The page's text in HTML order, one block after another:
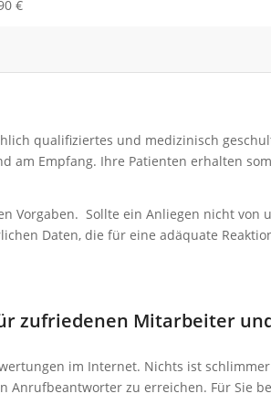
€
qualifiziertes und medizinisch
am Empfang. Ihre Patienten erhalten
Vorgaben. Sollte ein Anliegen nicht von
Daten, die für eine adäquate
zufriedenen Mitarbeiter
im Internet. Nichts ist
Anrufbeantworter zu erreichen. Für Sie